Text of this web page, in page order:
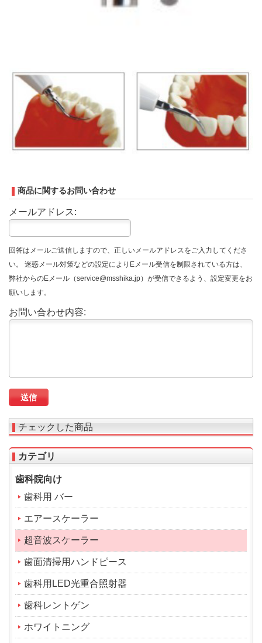
商品に関するお問い合わせ
メールアドレス:
回答はメールご送信しますので、正しいメールアドレスをご入力してくださ
い。 迷惑メール対策などの設定によりEメール受信を制限されている方は、
弊社からのEメール（service@msshika.jp）が受信できるよう、設定変更をお
願いします。
お問い合わせ内容:
チェックした商品
カテゴリ
歯科院向け
歯科用 バー
エアースケーラー
超音波スケーラー
歯面清掃用ハンドピース
歯科用LED光重合照射器
歯科レントゲン
ホワイトニング